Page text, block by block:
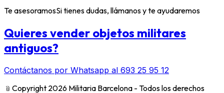
Te asesoramosSi tienes dudas, llámanos y te ayudaremos
Quieres vender objetos militares
antiguos?
Contáctanos por Whatsapp al 693 25 95 12
﹫ Copyright 2026 Militaria Barcelona - Todos los derechos